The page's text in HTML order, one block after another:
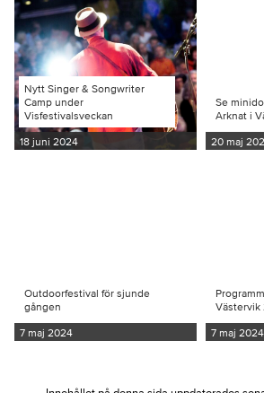
Nytt Singer & Songwriter
Camp under
Visfestivalsveckan
18 juni 2024
Se
Arknat i
20 maj
Outdoorfestival för sjunde
gången
7 maj 2024
Västervik
7 maj 2024